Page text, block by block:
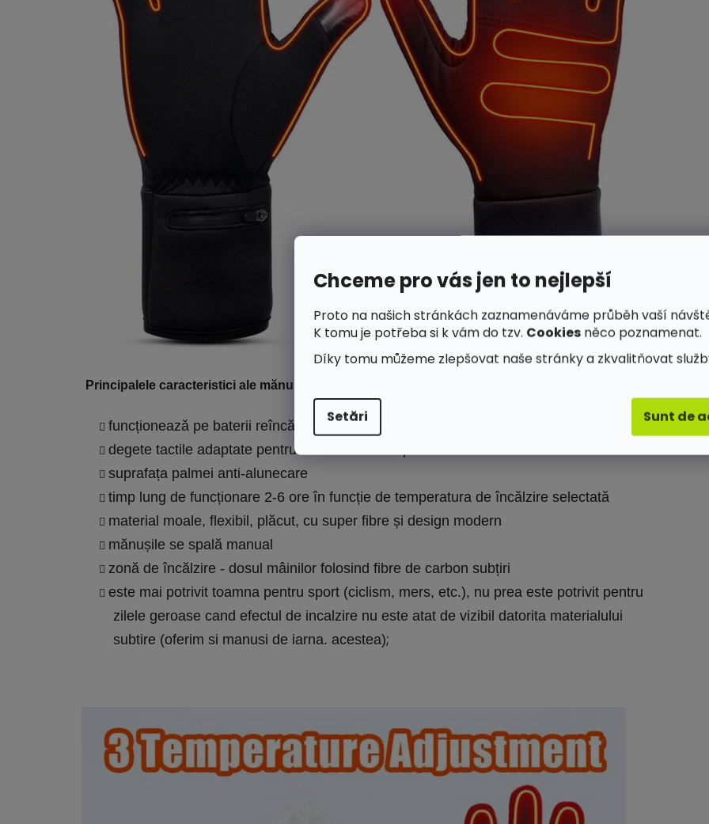
Chceme pro vás jen to nejlepší
Proto na našich stránkách zaznamenáváme průběh vaší
K tomu je potřeba si k vám do tzv. Cookies něco poznamenat.
Díky tomu můžeme zlepšovat naše stránky a zkvalitňovat
Setări Sunt de
Principalele caracteristici ale mănușilor încălzite:
funcționează pe baterii reîncărcabile cu o capacitate de 2200mAh (fiecare baterie)
degete tactile adaptate pentru a controla smartphone-urile
suprafața palmei anti-alunecare
timp lung de funcționare 2-6 ore în funcție de temperatura de încălzire selectată
material moale, flexibil, plăcut, cu super fibre și design modern
mănușile se spală manual
zonă de încălzire - dosul mâinilor folosind fibre de carbon subțiri
este mai potrivit toamna pentru sport (ciclism, mers, etc.), nu prea este potrivit pentru
zilele geroase cand efectul de incalzire nu este atat de vizibil datorita materialului
subtire (oferim si manusi de iarna. acestea);